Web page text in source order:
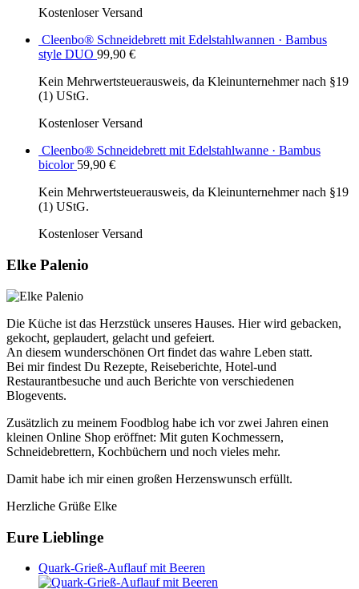
Kostenloser Versand
Cleenbo® Schneidebrett mit Edelstahlwannen · Bambus
style DUO 99,90 €
Kein Mehrwertsteuerausweis, da Kleinunternehmer nach §19
(1) UStG.
Kostenloser Versand
Cleenbo® Schneidebrett mit Edelstahlwanne · Bambus
bicolor 59,90 €
Kein Mehrwertsteuerausweis, da Kleinunternehmer nach §19
(1) UStG.
Kostenloser Versand
Elke Palenio
Die Küche ist das Herzstück unseres Hauses. Hier wird gebacken,
gekocht, geplaudert, gelacht und gefeiert.
An diesem wunderschönen Ort findet das wahre Leben statt.
Bei mir findest Du Rezepte, Reiseberichte, Hotel-und
Restaurantbesuche und auch Berichte von verschiedenen
Blogevents.
Zusätzlich zu meinem Foodblog habe ich vor zwei Jahren einen
kleinen Online Shop eröffnet: Mit guten Kochmessern,
Schneidebrettern, Kochbüchern und noch vieles mehr.
Damit habe ich mir einen großen Herzenswunsch erfüllt.
Herzliche Grüße Elke
Eure Lieblinge
Quark-Grieß-Auflauf mit Beeren